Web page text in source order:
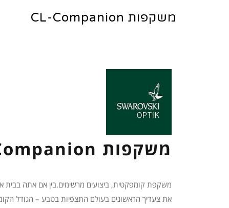
משקפות CL-Companion
משקפות CL Companion
משקפת קומפקטית, ביצועים מרשימים.בין אם אתה בבית